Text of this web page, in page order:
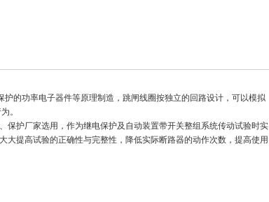
的功率电子器件等原理制造，跳闸线圈按独立的回路设计，可以模拟
。
护厂家选用，作为继电保护及自动装置带开关整组系统传动试验时实
大大提高试验的正确性与完整性，降低实际断路器的动作次数，提高使用